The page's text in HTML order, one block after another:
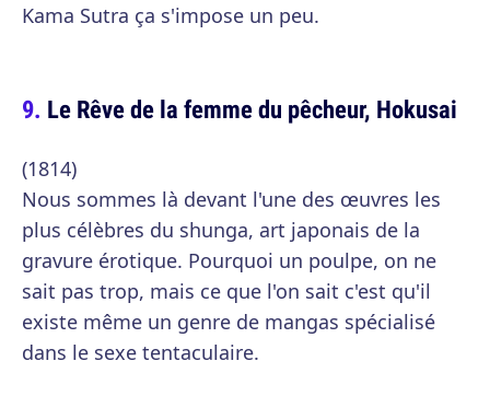
Kama Sutra ça s'impose un peu.
Le Rêve de la femme du pêcheur, Hokusai
(1814)
Nous sommes là devant l'une des œuvres les
plus célèbres du shunga, art japonais de la
gravure érotique. Pourquoi un poulpe, on ne
sait pas trop, mais ce que l'on sait c'est qu'il
existe même un genre de mangas spécialisé
dans le sexe tentaculaire.